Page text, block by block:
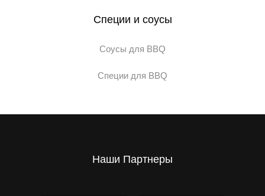
Специи и соусы
Соусы для BBQ
Специи для BBQ
Наши Партнеры